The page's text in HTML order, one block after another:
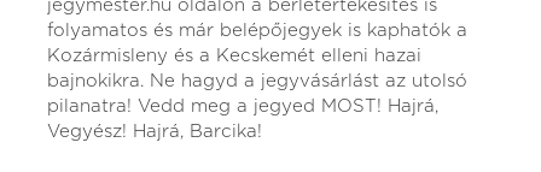
jegymester.hu oldalon a bérletértékesítés is
folyamatos és már belépőjegyek is kaphatók a
Kozármisleny és a Kecskemét elleni hazai
bajnokikra. Ne hagyd a jegyvásárlást az utolsó
pilanatra! Vedd meg a jegyed MOST! Hajrá,
Vegyész! Hajrá, Barcika!